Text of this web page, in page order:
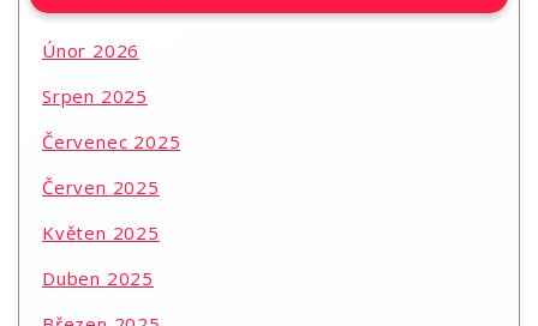
Únor 2026
Srpen 2025
Červenec 2025
Červen 2025
Květen 2025
Duben 2025